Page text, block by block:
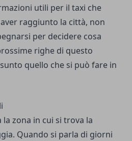
utili per il taxi che
raggiunto la città, non
per decidere cosa
righe di questo
quello che si può fare in
zona in cui si trova la
Quando si parla di giorni